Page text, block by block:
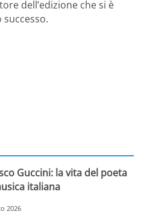
dell’edizione che si è
Guccini: la vita del poeta
italiana
2026